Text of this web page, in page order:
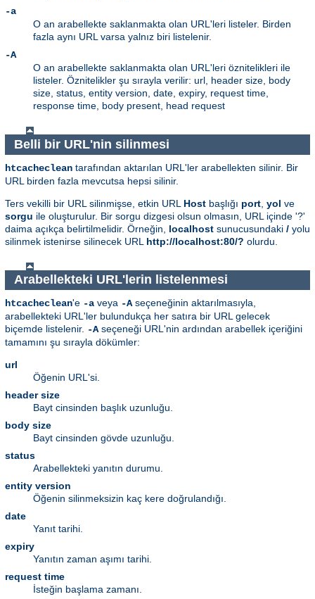
-a
O an arabellekte saklanmakta olan URL'leri listeler. Birden
fazla aynı URL varsa yalnız biri listelenir.
-A
O an arabellekte saklanmakta olan URL'leri öznitelikleri ile
listeler. Öznitelikler şu sırayla verilir: url, header size, body
size, status, entity version, date, expiry, request time,
response time, body present, head request
Belli bir URL'nin silinmesi
htcacheclean tarafından aktarılan URL'ler arabellekten silinir. Bir
URL birden fazla mevcutsa hepsi silinir.
Ters vekilli bir URL silinmişse, etkin URL Host başlığı port yol ve
sorgu ile oluşturulur. Bir sorgu dizgesi olsun olmasın, URL içinde '?'
daima açıkça belirtilmelidir. Örneğin, localhost sunucusundaki / yolu
silinmek istenirse silinecek URL http://localhost:80/? olurdu.
Arabellekteki URL'lerin listelenmesi
htcacheclean'e -a veya -A seçeneğinin aktarılmasıyla,
arabellekteki URL'ler bulundukça her satıra bir URL gelecek
biçemde listelenir. -A seçeneği URL'nin ardından arabellek içeriğini
tamamını şu sırayla dökümler:
url
Öğenin URL'si.
header size
Bayt cinsinden başlık uzunluğu.
body size
Bayt cinsinden gövde uzunluğu.
status
Arabellekteki yanıtın durumu.
entity version
Öğenin silinmeksizin kaç kere doğrulandığı.
date
Yanıt tarihi.
expiry
Yanıtın zaman aşımı tarihi.
request time
İsteğin başlama zamanı.